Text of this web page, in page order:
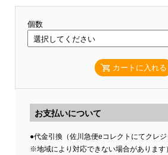
個数
カートに入れる
お支払いについて
●代金引換（佐川急便eコレクトにてクレ
※地域により対応できない場合があります）